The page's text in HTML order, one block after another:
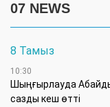
07 NEWS
8 Тамыз
10:30
Шыңғырлауда
сазды кеш өтті